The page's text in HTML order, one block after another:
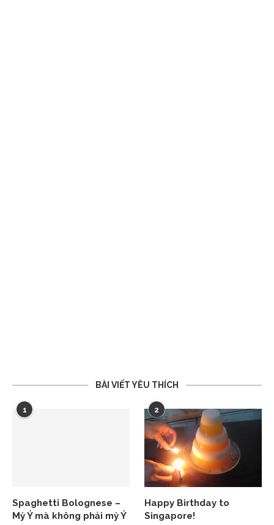
BÀI VIẾT YÊU THÍCH
1
Spaghetti Bolognese –
Mỳ Ý mà không phải mỳ Ý
2
Happy Birthday to
Singapore!